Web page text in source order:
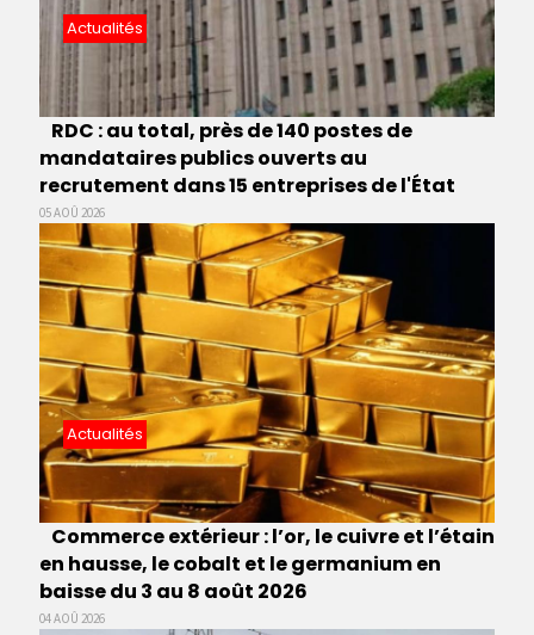
Actualités
RDC : au total, près de 140 postes de
mandataires publics ouverts au
recrutement dans 15 entreprises de l'État
05 AOÛ 2026
Actualités
Commerce extérieur : l’or, le cuivre et l’étain
en hausse, le cobalt et le germanium en
baisse du 3 au 8 août 2026
04 AOÛ 2026